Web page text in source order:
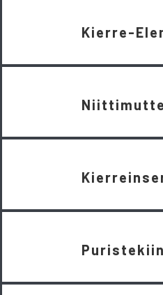
Kierre-